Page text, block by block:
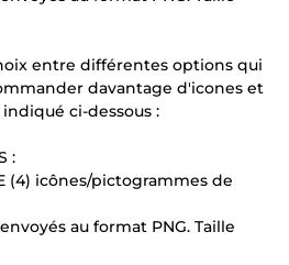
entre différentes options qui
davantage d'icones et
ci-dessous :
:
(4) icônes/pictogrammes de
au format PNG. Taille